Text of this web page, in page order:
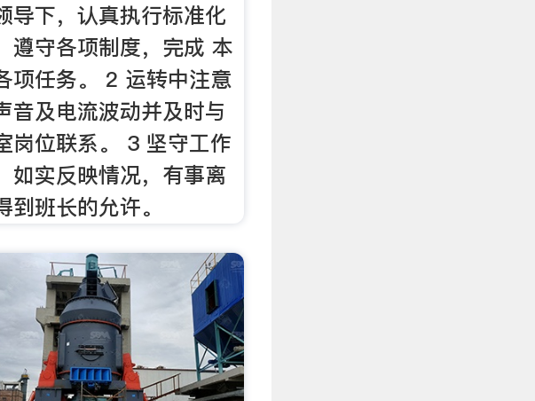
导下，认真执行标准化
遵守各项制度，完成 本
项任务。 2 运转中注意
音及电流波动并及时与
岗位联系。 3 坚守工作
如实反映情况，有事离
到班长的允许。